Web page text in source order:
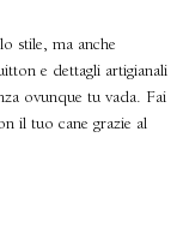
stile, ma anche
e dettagli artigianali
ovunque tu vada. Fai
il tuo cane grazie al